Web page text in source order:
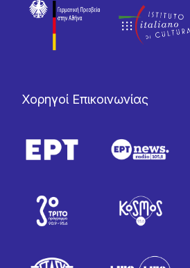
Χορηγοί Επικοινωνίας